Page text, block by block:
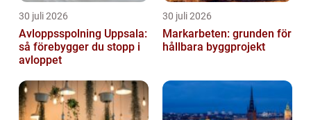
30 juli 2026
Avloppsspolning Uppsala:
så förebygger du stopp i
avloppet
30 juli 2026
Markarbeten: grunden för
hållbara byggprojekt